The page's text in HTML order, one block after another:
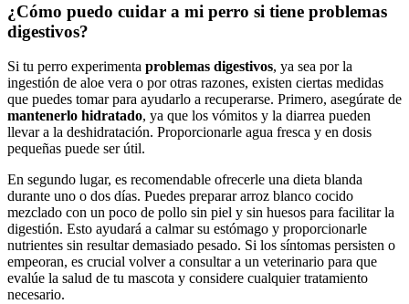
¿Cómo puedo cuidar a mi perro si tiene problemas
digestivos?
Si tu perro experimenta problemas digestivos, ya sea por la
ingestión de aloe vera o por otras razones, existen ciertas medidas
que puedes tomar para ayudarlo a recuperarse. Primero, asegúrate de
mantenerlo hidratado, ya que los vómitos y la diarrea pueden
llevar a la deshidratación. Proporcionarle agua fresca y en dosis
pequeñas puede ser útil.
En segundo lugar, es recomendable ofrecerle una dieta blanda
durante uno o dos días. Puedes preparar arroz blanco cocido
mezclado con un poco de pollo sin piel y sin huesos para facilitar la
digestión. Esto ayudará a calmar su estómago y proporcionarle
nutrientes sin resultar demasiado pesado. Si los síntomas persisten o
empeoran, es crucial volver a consultar a un veterinario para que
evalúe la salud de tu mascota y considere cualquier tratamiento
necesario.